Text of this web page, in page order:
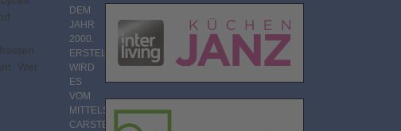
Wer
DEM
JAHR
2000.
ERSTELLT
WIRD
ES
VOM
MITTELSTÄNDISCHEN
CARSTEN